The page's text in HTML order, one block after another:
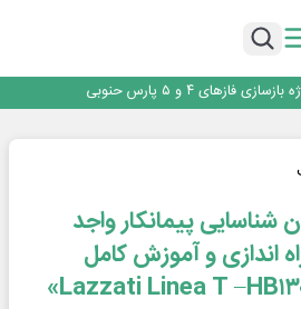
مرز شلمچه توسط شهرداری منطقه یک
۴ و ۵ پارس حنوبی
نبود!
مرز شلمچه توسط شهرداری منطقه یک
شناسایی پیمانکار واجد
و آموزش کامل